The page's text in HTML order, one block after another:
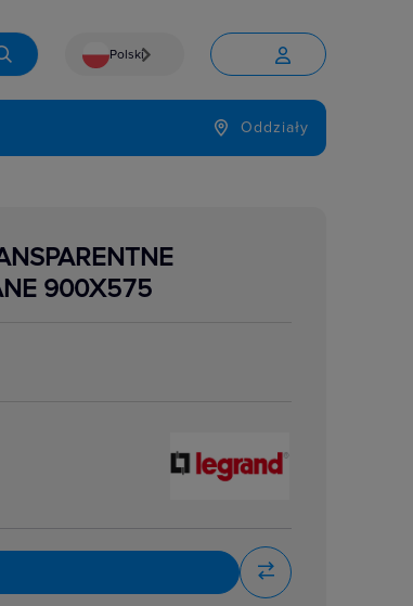
Polski
Język

Oddziały
900X575